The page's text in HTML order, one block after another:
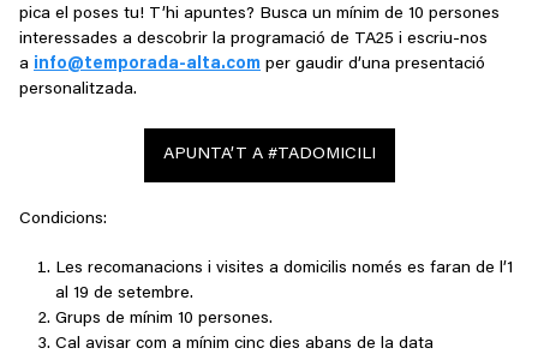
pica el poses tu! T’hi apuntes? Busca un mínim de 10 persones
interessades a descobrir la programació de TA25 i escriu-nos
a info@temporada-alta.com per gaudir d’una presentació
personalitzada.
APUNTA’T A #TADOMICILI
Condicions:
Les recomanacions i visites a domicilis només es faran de l’1
al 19 de setembre.
Grups de mínim 10 persones.
Cal avisar com a mínim cinc dies abans de la data